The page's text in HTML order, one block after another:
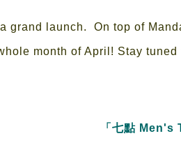
grand launch. On top of
month of April! Stay tuned
「七點 Men's